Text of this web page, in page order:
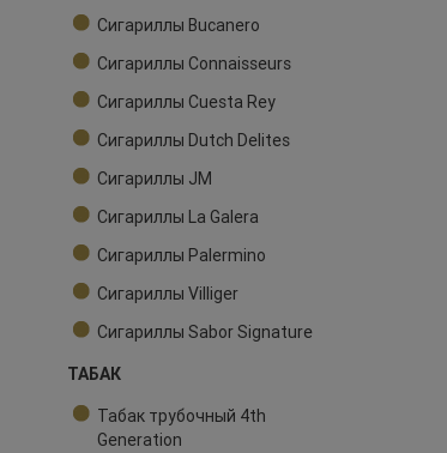
Сигариллы Bucanero
Сигариллы Connaisseurs
Сигариллы Cuesta Rey
Сигариллы Dutch Delites
Сигариллы JM
Сигариллы La Galera
Сигариллы Palermino
Сигариллы Villiger
Сигариллы Sabor Signature
ТАБАК
Табак трубочный 4th
Generation